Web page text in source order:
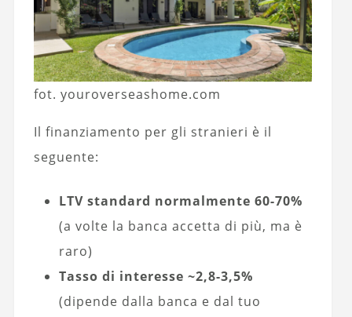
fot. youroverseashome.com
Il finanziamento per gli stranieri è il
seguente:
LTV standard normalmente 60-70%
(a volte la banca accetta di più, ma è
raro)
Tasso di interesse ~2,8-3,5%
(dipende dalla banca e dal tuo